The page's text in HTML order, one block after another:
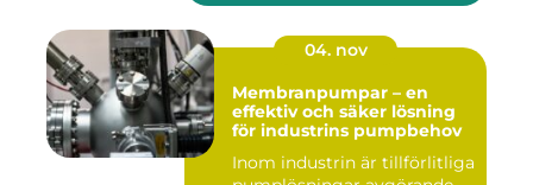
04. nov
Membranpumpar – en
effektiv och säker lösning
för industrins pumpbehov
Inom industrin är tillförlitliga